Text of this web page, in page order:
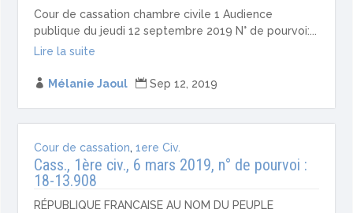
Cour de cassation chambre civile 1 Audience
publique du jeudi 12 septembre 2019 N° de pourvoi:...
Lire la suite
 Mélanie Jaoul  Sep 12, 2019
Cour de cassation,1ere Civ.
Cass., 1ère civ., 6 mars 2019, n° de pourvoi :
18-13.908
RÉPUBLIQUE FRANCAISE AU NOM DU PEUPLE